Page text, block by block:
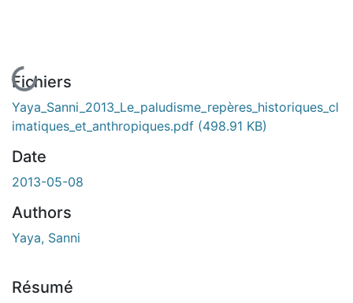
En cours de chargement...
Fichiers
Yaya_Sanni_2013_Le_paludisme_repères_historiques_cl
imatiques_et_anthropiques.pdf (498.91 KB)
Date
2013-05-08
Authors
Yaya, Sanni
Résumé